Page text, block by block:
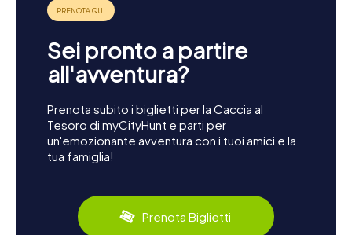
Sei pronto a partire
all'avventura?
Prenota subito i biglietti per la Caccia al
Tesoro di myCityHunt e parti per
un'emozionante avventura con i tuoi amici e la
tua famiglia!
Prenota Biglietti